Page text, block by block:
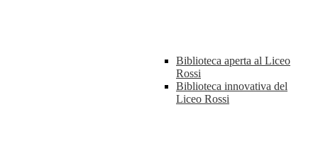
Biblioteca aperta al Liceo
Rossi
Biblioteca innovativa del
Liceo Rossi